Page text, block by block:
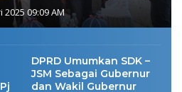
2025 09:09 AM
DPRD Umumkan SDK –
JSM Sebagai Gubernur
dan Wakil Gubernur